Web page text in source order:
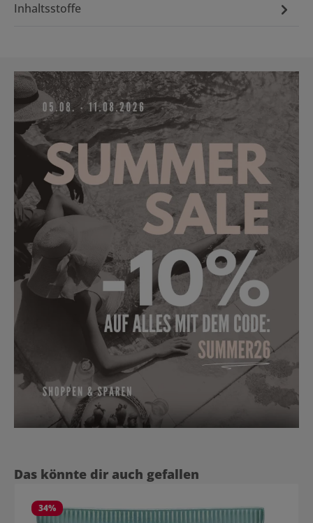
Inhaltsstoffe
Produktgalerie überspringen
Das könnte dir auch gefallen
34%